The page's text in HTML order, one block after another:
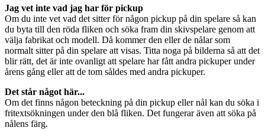
Jag vet inte vad jag har för pickup
Om du inte vet vad det sitter för någon pickup på din spelare så kan
du byta till den röda fliken och söka fram din skivspelare genom att
välja fabrikat och modell. Då kommer den eller de nålar som
normalt sitter på din spelare att visas. Titta noga på bilderna så att det
blir rätt, det är inte ovanligt att spelare har fått andra pickuper under
årens gång eller att de tom såldes med andra pickuper.
Det står något här...
Om det finns någon beteckning på din pickup eller nål kan du söka i
fritextsökningen under den blå fliken. Det fungerar även att söka på
nålens färg.